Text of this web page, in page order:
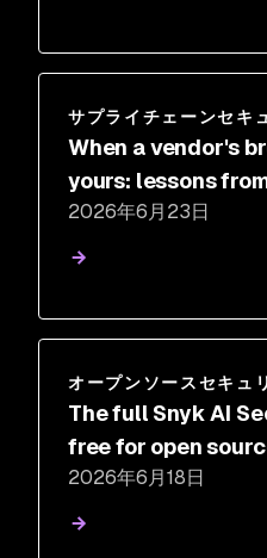
サプライチェーンセキ
When a vendor's
yours: lessons
2026年6月23日
オープンソースセキュ
The full Snyk AI
free for open
2026年6月18日